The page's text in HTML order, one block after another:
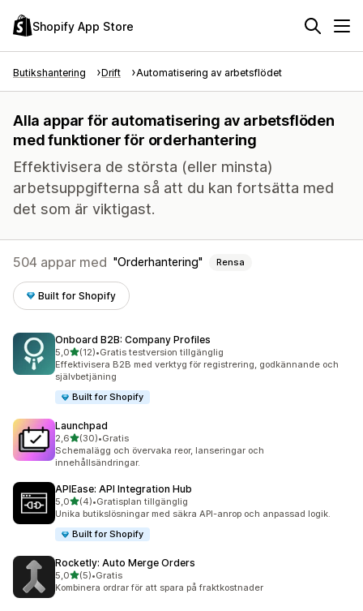
Shopify App Store
Butikshantering Drift Automatisering av arbetsflödet
Alla appar för automatisering av arbetsflöden
med funktioner för orderhantering
Effektivisera de största (eller minsta)
arbetsuppgifterna så att du kan fortsätta med
det som är viktigast.
504 appar med Orderhantering Rensa
Built for Shopify
Onboard B2B: Company Profiles
5,0av 5 stjärnor
(12)
12 recensioner totalt
•Gratis testversion tillgänglig
Effektivisera B2B med verktyg för registrering, godkännande och
självbetjäning
Built for Shopify
Launchpad
2,6av 5 stjärnor
(30)
30 recensioner totalt
•Gratis
Schemalägg och övervaka reor, lanseringar och
innehållsändringar.
APIEase: API Integration Hub
5,0av 5 stjärnor
(4)
4 recensioner totalt
•Gratisplan tillgänglig
Unika butikslösningar med säkra API-anrop och anpassad logik.
Built for Shopify
Rocketly: Auto Merge Orders
5,0av 5 stjärnor
(5)
5 recensioner totalt
•Gratis
Kombinera ordrar för att spara på fraktkostnader